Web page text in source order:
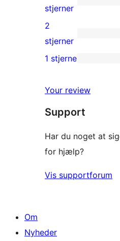
stjernet
anmeldelser
1
3-
stjernet
anmeldelse
stjerner
0
2-
anmeldelser
2
stjerner
stjernet
anmeldelser
1 stjerne
Your review
Support
Har du noget at
for hjælp?
Vis supportforum
Om
Nyheder